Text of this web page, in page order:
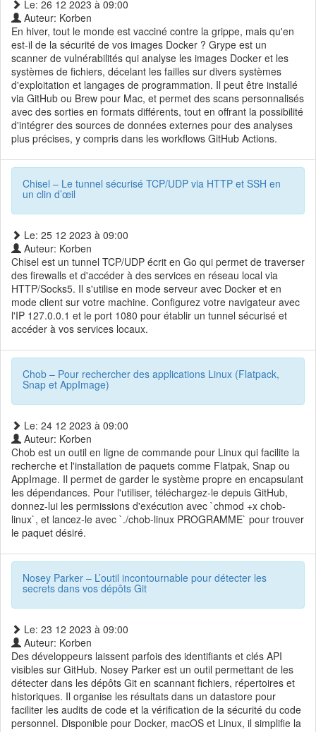
Le: 26 12 2023 à 09:00
Auteur: Korben
En hiver, tout le monde est vacciné contre la grippe, mais qu'en
est-il de la sécurité de vos images Docker ? Grype est un
scanner de vulnérabilités qui analyse les images Docker et les
systèmes de fichiers, décelant les failles sur divers systèmes
d'exploitation et langages de programmation. Il peut être installé
via GitHub ou Brew pour Mac, et permet des scans personnalisés
avec des sorties en formats différents, tout en offrant la possibilité
d'intégrer des sources de données externes pour des analyses
plus précises, y compris dans les workflows GitHub Actions.
Chisel – Le tunnel sécurisé TCP/UDP via HTTP et SSH en
un clin d’œil
Le: 25 12 2023 à 09:00
Auteur: Korben
Chisel est un tunnel TCP/UDP écrit en Go qui permet de traverser
des firewalls et d'accéder à des services en réseau local via
HTTP/Socks5. Il s'utilise en mode serveur avec Docker et en
mode client sur votre machine. Configurez votre navigateur avec
l'IP 127.0.0.1 et le port 1080 pour établir un tunnel sécurisé et
accéder à vos services locaux.
Chob – Pour rechercher des applications Linux (Flatpack,
Snap et AppImage)
Le: 24 12 2023 à 09:00
Auteur: Korben
Chob est un outil en ligne de commande pour Linux qui facilite la
recherche et l'installation de paquets comme Flatpak, Snap ou
AppImage. Il permet de garder le système propre en encapsulant
les dépendances. Pour l'utiliser, téléchargez-le depuis GitHub,
donnez-lui les permissions d'exécution avec `chmod +x chob-
linux`, et lancez-le avec `./chob-linux PROGRAMME` pour trouver
le paquet désiré.
Nosey Parker – L’outil incontournable pour détecter les
secrets dans vos dépôts Git
Le: 23 12 2023 à 09:00
Auteur: Korben
Des développeurs laissent parfois des identifiants et clés API
visibles sur GitHub. Nosey Parker est un outil permettant de les
détecter dans les dépôts Git en scannant fichiers, répertoires et
historiques. Il organise les résultats dans un datastore pour
faciliter les audits de code et la vérification de la sécurité du code
personnel. Disponible pour Docker, macOS et Linux, il simplifie la